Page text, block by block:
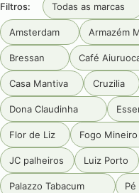
Filtros: Todas as marcas
Amsterdam Armazém
Bressan Café
Casa Mantiva Cruzilia
Dona Claudinha
Flor de Liz Fogo Mineiro
JC palheiros Luiz Porto
Palazzo Tabacum Pé